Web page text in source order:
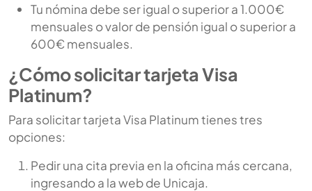
Tu nómina debe ser igual o superior a 1.000€
mensuales o valor de pensión igual o superior a
600€ mensuales.
¿Cómo solicitar tarjeta Visa
Platinum?
Para solicitar tarjeta Visa Platinum tienes tres
opciones:
Pedir una cita previa en la oficina más cercana,
ingresando a la web de Unicaja.